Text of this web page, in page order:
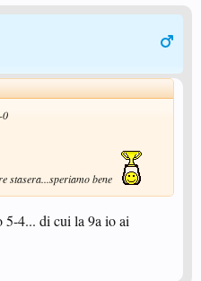
0
stasera...speriamo bene
5-4... di cui la 9a io ai